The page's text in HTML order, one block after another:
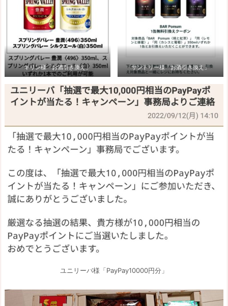
キリン様「お酒引き換え」 サントリー様「お酒引き換え」
ユニリーバ様「PayPay10000円分」